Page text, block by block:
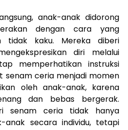
anak-anak didorong
dengan cara yang
tidak kaku. Mereka diberi
diri melalui
memperhatikan instruksi
senam ceria menjadi momen
oleh anak-anak, karena
dan bebas bergerak.
senam ceria tidak hanya
anak secara individu, tetapi